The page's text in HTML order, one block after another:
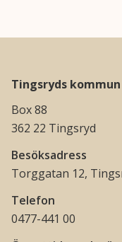
Tingsryds kommun
Box 88
362 22 Tingsryd
Besöksadress
Torggatan 12,
Telefon
0477-441 00